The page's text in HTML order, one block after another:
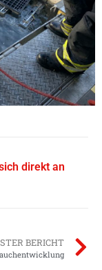
direkt an
BERICHT